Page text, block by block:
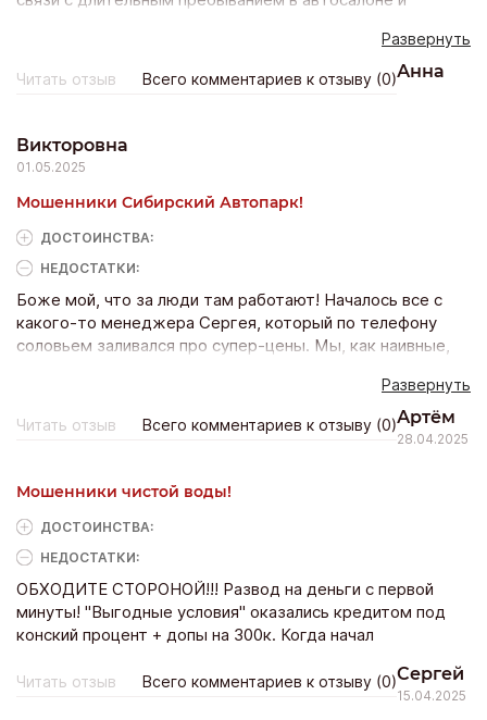
документы были подписаны без тщательной проверки.
При последующем анализе выявлены дополнительные
финансовые обязательства на сумму, превышающую 550
Развернуть
Читать отзыв Всего комментариев к отзыву (0)Анна
Викторовна
01.05.2025
Мошенники Сибирский Автопарк!
ДОСТОИНCТВА:
НЕДОСТАТКИ:
Боже мой, что за люди там работают! Началось все с
какого-то менеджера Сергея, который по телефону
соловьем заливался про супер-цены. Мы, как наивные,
Никакого Сергея нет, зато есть толпа хамов, которым
плевать на клиентов. Машину даже показывать не стали,
только талдычили про кредиты без остановки.
контору!
Развернуть
Читать отзыв Всего комментариев к отзыву (0)Артём
28.04.2025
Мошенники чистой воды!
ДОСТОИНCТВА:
НЕДОСТАТКИ:
ОБХОДИТЕ СТОРОНОЙ!!! Развод на деньги с первой
минуты! "Выгодные условия" оказались кредитом под
конский процент + допы на 300к. Когда начал
Читать отзыв Всего комментариев к отзыву (0)Сергей
15.04.2025